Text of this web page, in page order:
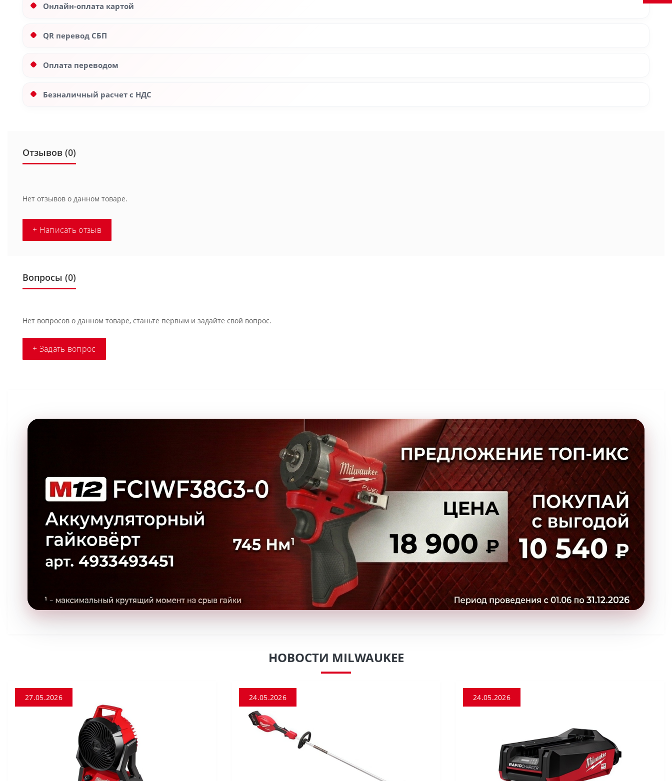
Онлайн-оплата картой
QR перевод СБП
Оплата переводом
Безналичный расчет с НДС
Отзывов (0)
Нет отзывов о данном товаре.
+ Написать отзыв
Вопросы (0)
Нет вопросов о данном товаре, станьте первым и задайте свой вопрос.
+ Задать вопрос
НОВОСТИ MILWAUKEE
27.05.2026 24.05.2026 24.05.2026